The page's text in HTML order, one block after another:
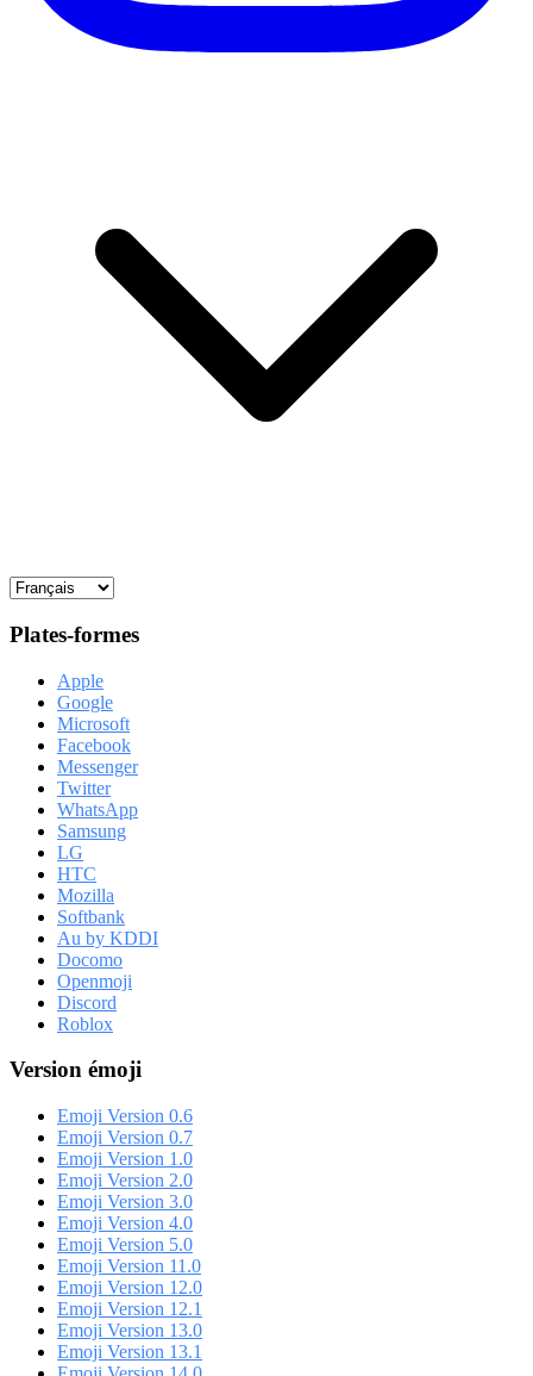
Plates-formes
Apple
Google
Microsoft
Facebook
Messenger
Twitter
WhatsApp
Samsung
LG
HTC
Mozilla
Softbank
Au by KDDI
Docomo
Openmoji
Discord
Roblox
Version émoji
Emoji Version 0.6
Emoji Version 0.7
Emoji Version 1.0
Emoji Version 2.0
Emoji Version 3.0
Emoji Version 4.0
Emoji Version 5.0
Emoji Version 11.0
Emoji Version 12.0
Emoji Version 12.1
Emoji Version 13.0
Emoji Version 13.1